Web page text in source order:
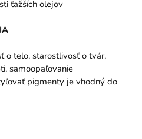
ťažších olejov
o telo, starostlivosť o tvár,
samoopaľovanie
pigmenty je vhodný do